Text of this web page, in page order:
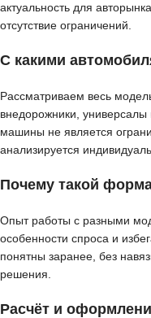
актуальность для авторынка.
отсутствие ограничений.
С какими
Рассматриваем весь
внедорожники,
машины не является
анализируется
Почему такой
Опыт работы с разными
особенности спроса и
понятны заранее, без
решения.
Расчёт и